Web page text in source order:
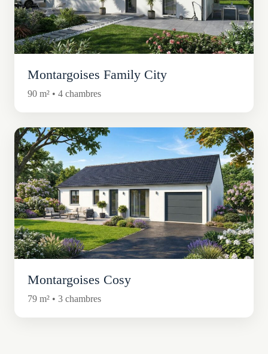
Montargoises Family City
90 m² • 4 chambres
Montargoises Cosy
79 m² • 3 chambres